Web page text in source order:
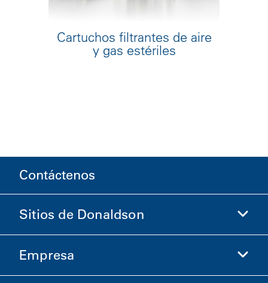
Cartuchos filtrantes de aire
y gas estériles
Contáctenos
Sitios de Donaldson
Donaldson Life Sciences
Empresa